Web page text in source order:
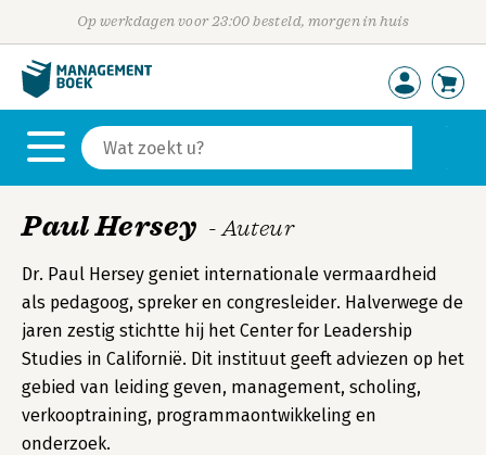
Op werkdagen voor 23:00 besteld, morgen in huis
Paul Hersey - Auteur
Dr. Paul Hersey geniet internationale vermaardheid
als pedagoog, spreker en congresleider. Halverwege de
jaren zestig stichtte hij het Center for Leadership
Studies in Californië. Dit instituut geeft adviezen op het
gebied van leiding geven, management, scholing,
verkooptraining, programmaontwikkeling en
onderzoek.